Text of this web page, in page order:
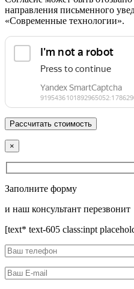
направления письменного
«Современные технологии».
×
Заполните форму
и наш консультант перезвонит
[text* text-605 class:inpt